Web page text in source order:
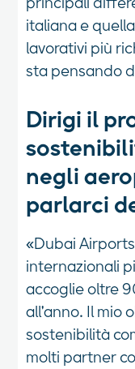
principali
italiana e
lavorativi più
sta pensando
Dirigi il
negli
parlarci
«Dubai
internazionali
accoglie oltre
all'anno. Il mio
sostenibilità
molti partner